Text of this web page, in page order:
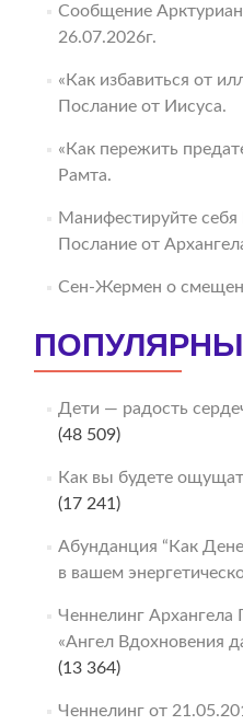
Сообщение
26.07.2026г.
«Как избавиться от
Послание от Иисуса.
«Как пережить
Рамта.
Манифестируйте
Послание от
Сен-Жермен о
Дети — радость
(48 509)
Как вы будете
(17 241)
Абунданция “Как
в вашем
Ченнелинг Архангела
«Ангел Вдохновения
(13 364)
Ченнелинг от